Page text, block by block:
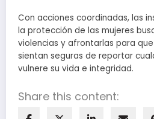
Con acciones coordinadas, las
la protección de las mujeres
violencias y afrontarlas para
sientan seguras de reportar
vulnere su vida e integridad.
Share this content: